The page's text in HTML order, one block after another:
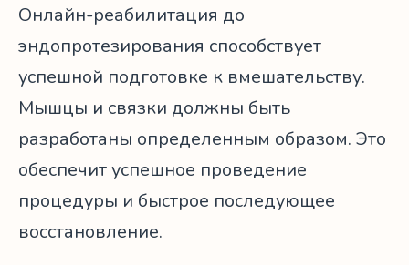
Онлайн-реабилитация до
эндопротезирования способствует
успешной подготовке к вмешательству.
Мышцы и связки должны быть
разработаны определенным образом. Это
обеспечит успешное проведение
процедуры и быстрое последующее
восстановление.